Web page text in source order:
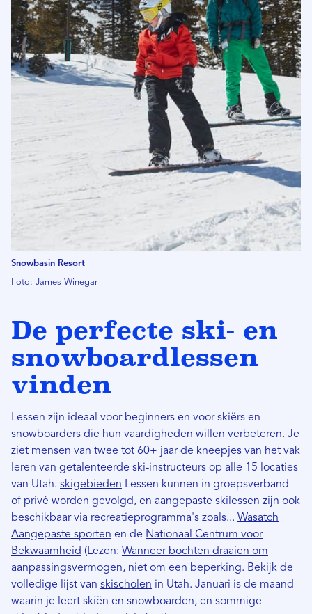
Snowbasin Resort
Foto: James Winegar
De perfecte ski- en
snowboardlessen
vinden
Lessen zijn ideaal voor beginners en voor skiërs en
snowboarders die hun vaardigheden willen verbeteren. Je
ziet mensen van twee tot 60+ jaar de kneepjes van het vak
leren van getalenteerde ski-instructeurs op alle 15 locaties
van Utah. skigebieden Lessen kunnen in groepsverband
of privé worden gevolgd, en aangepaste skilessen zijn ook
beschikbaar via recreatieprogramma's zoals... Wasatch
Aangepaste sporten en de Nationaal Centrum voor
Bekwaamheid (Lezen: Wanneer bochten draaien om
aanpassingsvermogen, niet om een ​​beperking. Bekijk de
volledige lijst van skischolen in Utah. Januari is de maand
waarin je leert skiën en snowboarden, en sommige